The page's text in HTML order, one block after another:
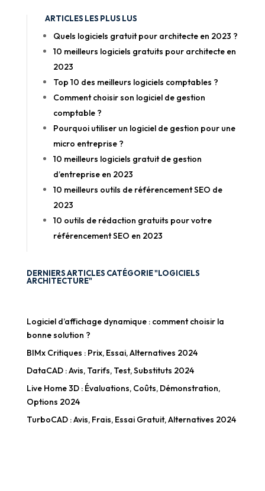
ARTICLES LES PLUS LUS
Quels logiciels gratuit pour architecte en 2023 ?
10 meilleurs logiciels gratuits pour architecte en
2023
Top 10 des meilleurs logiciels comptables ?
Comment choisir son logiciel de gestion
comptable ?
Pourquoi utiliser un logiciel de gestion pour une
micro entreprise ?
10 meilleurs logiciels gratuit de gestion
d’entreprise en 2023
10 meilleurs outils de référencement SEO de
2023
10 outils de rédaction gratuits pour votre
référencement SEO en 2023
DERNIERS ARTICLES CATÉGORIE "LOGICIELS
ARCHITECTURE"
Logiciel d’affichage dynamique : comment choisir la
bonne solution ?
BIMx Critiques : Prix, Essai, Alternatives 2024
DataCAD : Avis, Tarifs, Test, Substituts 2024
Live Home 3D : Évaluations, Coûts, Démonstration,
Options 2024
TurboCAD : Avis, Frais, Essai Gratuit, Alternatives 2024